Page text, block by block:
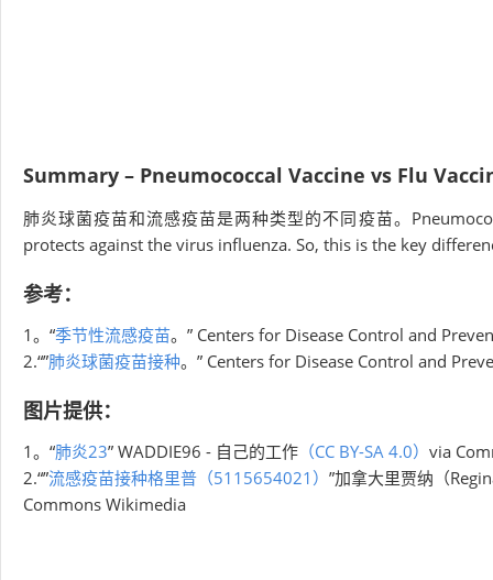
Summary – Pneumococcal Vaccine vs Flu
肺炎球菌疫苗和流感疫苗是两种类型的不同疫苗。
protects against the virus influenza. So, this is the key
参考：
1。“季节性流感疫苗。” Centers for Disease Control and
2.“”肺炎球菌疫苗接种。” Centers for Disease Control and
图片提供：
1。“肺炎23” WADDIE96 - 自己的工作 （CC BY-SA 4.0） via
2.“”流感疫苗接种格里普（5115654021） ”加拿大里贾纳（
Commons Wikimedia